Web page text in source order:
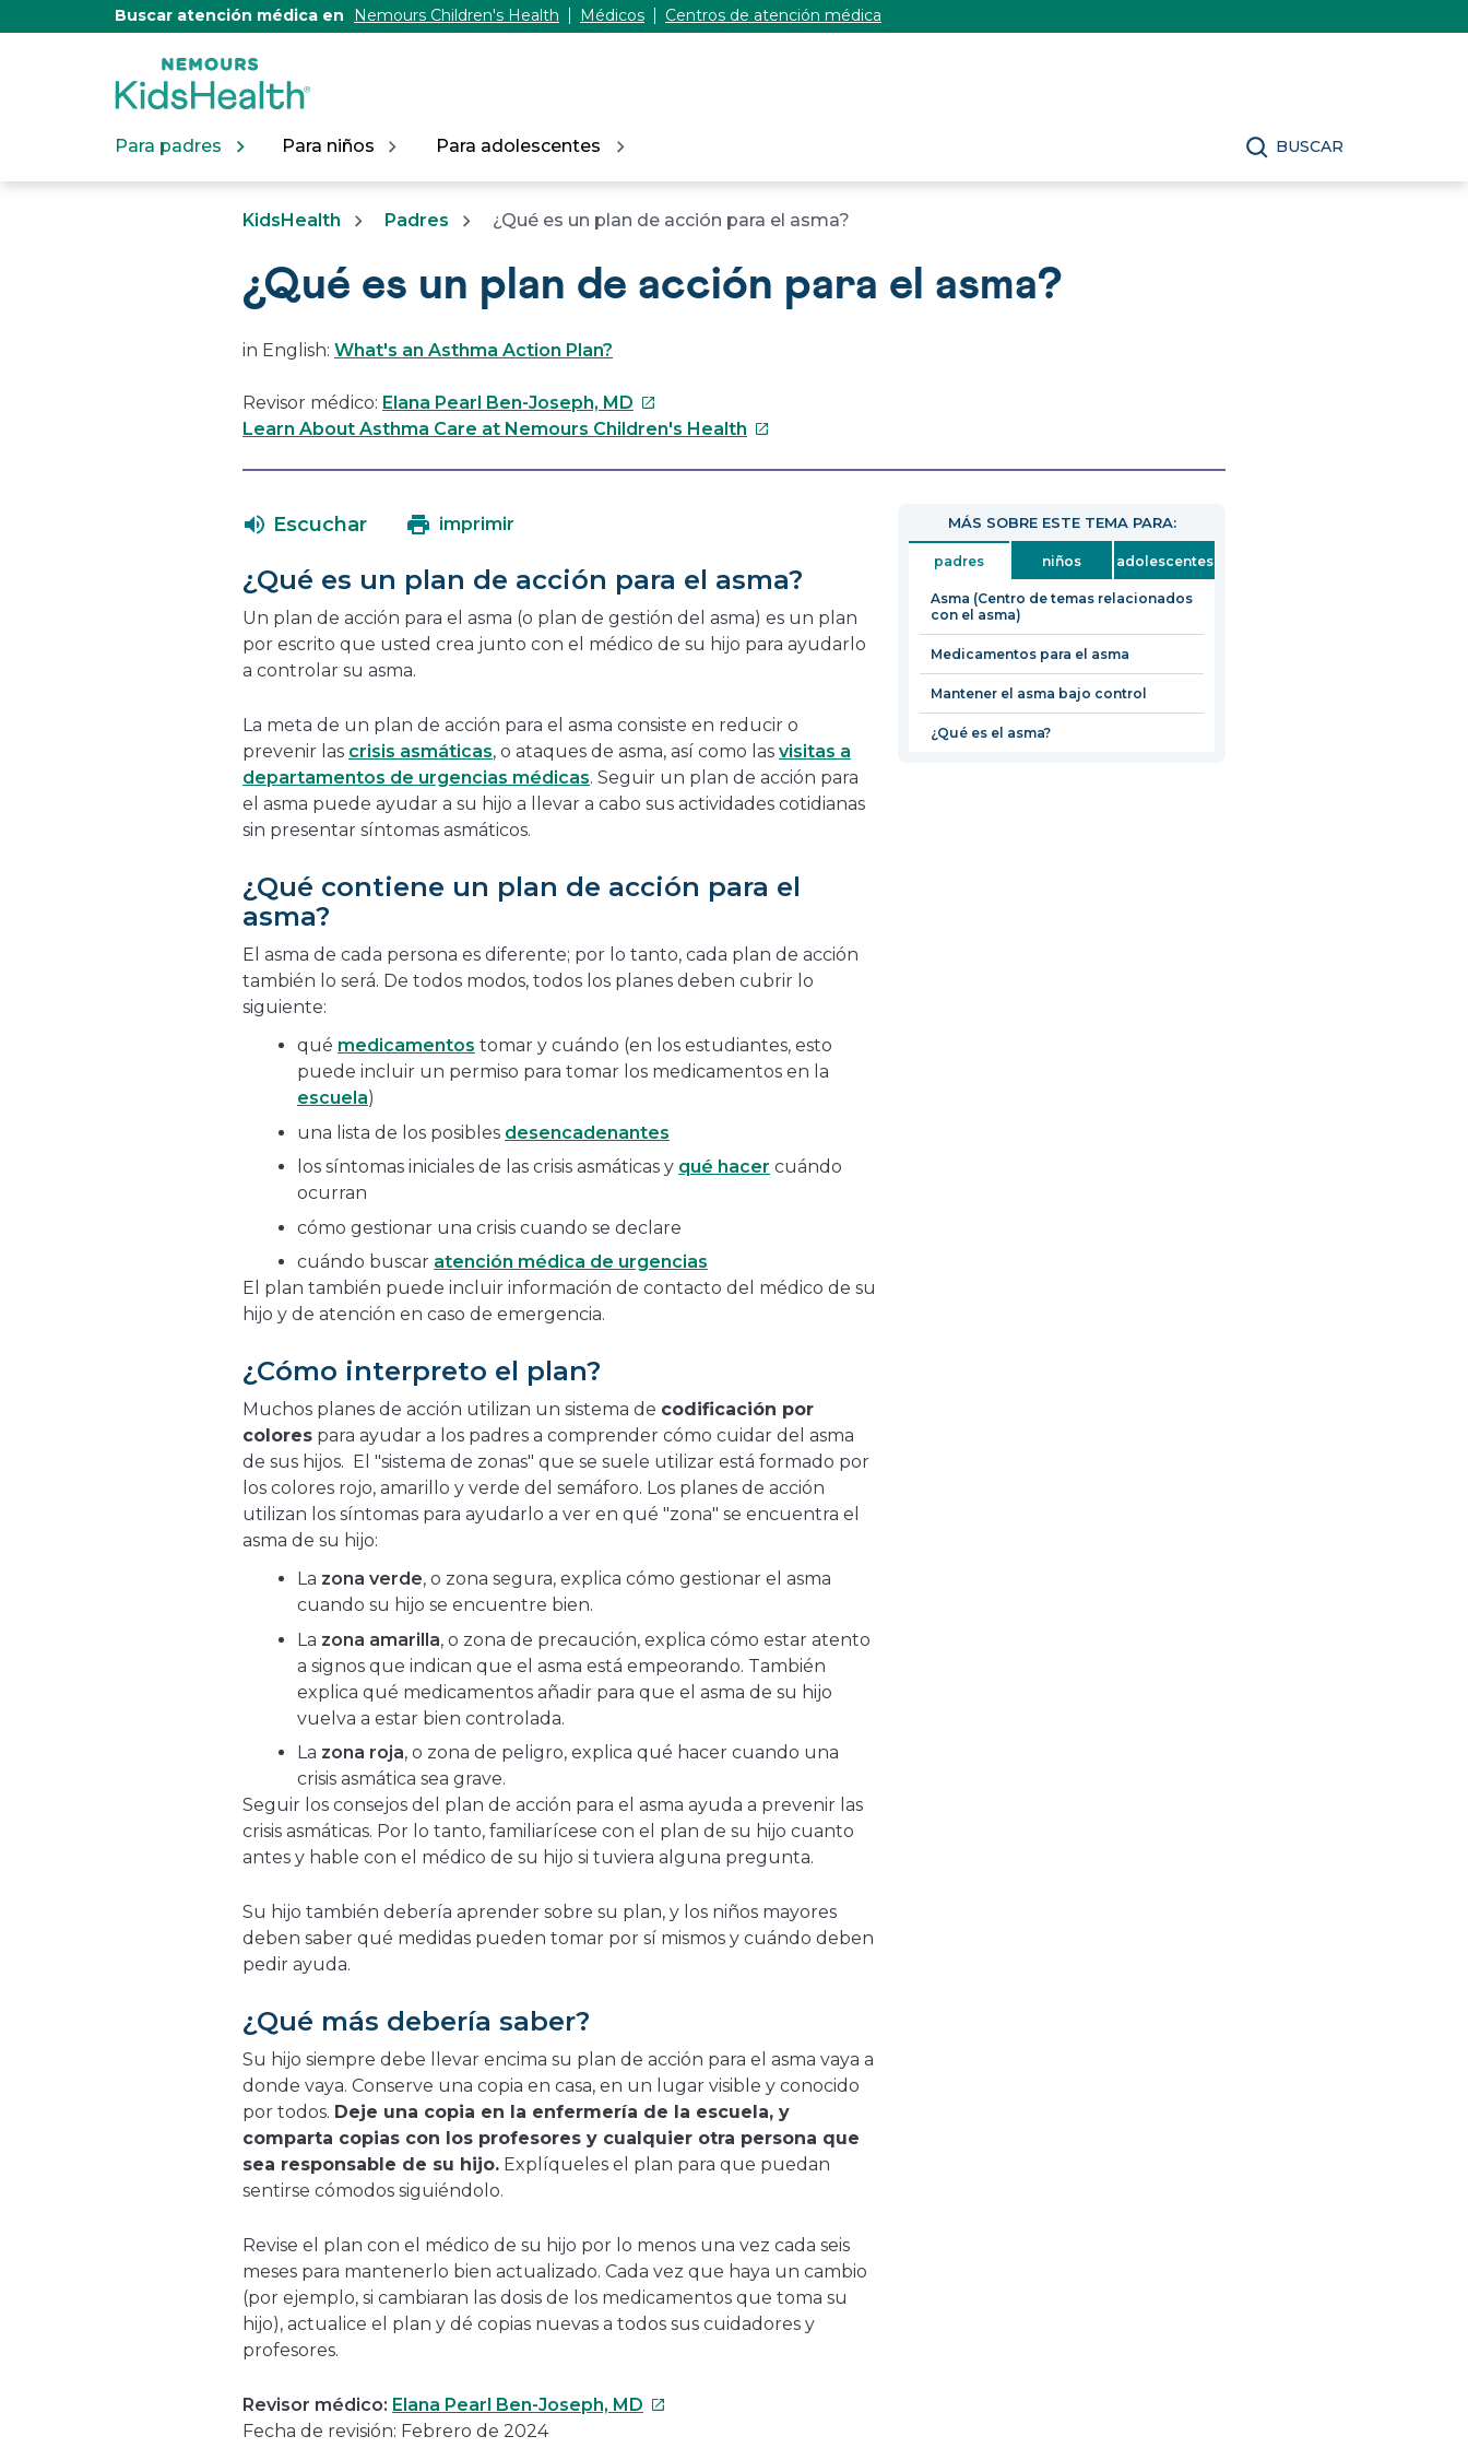
Buscar atención médica en Nemours Children's Health Médicos Centros de atención médica
Para padres Para niños Para adolescentes BUSCAR
KidsHealth Padres ¿Qué es un plan de acción para el asma?
¿Qué es un plan de acción para el asma?
in English: What's an Asthma Action Plan?
Revisor médico: Elana Pearl Ben-Joseph, MD Este
enlace
ventana
Learn About Asthma Care at Nemours Children's Health Este
nueva
ventana
Escuchar imprimir
¿Qué es un plan de acción para el asma?
Un plan de acción para el asma (o plan de gestión del asma) es un plan
por escrito que usted crea junto con el médico de su hijo para ayudarlo
a controlar su asma.
La meta de un plan de acción para el asma consiste en reducir o
prevenir las crisis asmáticas, o ataques de asma, así como las visitas a
departamentos de urgencias médicas. Seguir un plan de acción para
el asma puede ayudar a su hijo a llevar a cabo sus actividades cotidianas
sin presentar síntomas asmáticos.
¿Qué contiene un plan de acción para el
asma?
El asma de cada persona es diferente; por lo tanto, cada plan de acción
también lo será. De todos modos, todos los planes deben cubrir lo
siguiente:
qué medicamentos tomar y cuándo (en los estudiantes, esto
puede incluir un permiso para tomar los medicamentos en la
escuela)
una lista de los posibles desencadenantes
los síntomas iniciales de las crisis asmáticas y qué hacer cuándo
ocurran
cómo gestionar una crisis cuando se declare
cuándo buscar atención médica de urgencias
El plan también puede incluir información de contacto del médico de su
hijo y de atención en caso de emergencia.
¿Cómo interpreto el plan?
Muchos planes de acción utilizan un sistema de codificación por
colores para ayudar a los padres a comprender cómo cuidar del asma
de sus hijos. El "sistema de zonas" que se suele utilizar está formado por
los colores rojo, amarillo y verde del semáforo. Los planes de acción
utilizan los síntomas para ayudarlo a ver en qué "zona" se encuentra el
asma de su hijo:
La zona verde, o zona segura, explica cómo gestionar el asma
cuando su hijo se encuentre bien.
La zona amarilla, o zona de precaución, explica cómo estar atento
a signos que indican que el asma está empeorando. También
explica qué medicamentos añadir para que el asma de su hijo
vuelva a estar bien controlada.
La zona roja, o zona de peligro, explica qué hacer cuando una
crisis asmática sea grave.
Seguir los consejos del plan de acción para el asma ayuda a prevenir las
crisis asmáticas. Por lo tanto, familiarícese con el plan de su hijo cuanto
antes y hable con el médico de su hijo si tuviera alguna pregunta.
Su hijo también debería aprender sobre su plan, y los niños mayores
deben saber qué medidas pueden tomar por sí mismos y cuándo deben
pedir ayuda.
¿Qué más debería saber?
Su hijo siempre debe llevar encima su plan de acción para el asma vaya a
donde vaya. Conserve una copia en casa, en un lugar visible y conocido
por todos. Deje una copia en la enfermería de la escuela, y
comparta copias con los profesores y cualquier otra persona que
sea responsable de su hijo. Explíqueles el plan para que puedan
sentirse cómodos siguiéndolo.
Revise el plan con el médico de su hijo por lo menos una vez cada seis
meses para mantenerlo bien actualizado. Cada vez que haya un cambio
(por ejemplo, si cambiaran las dosis de los medicamentos que toma su
hijo), actualice el plan y dé copias nuevas a todos sus cuidadores y
profesores.
Revisor médico: Elana Pearl Ben-Joseph, MD Este
Fecha de revisión: Febrero de 2024
MÁS SOBRE ESTE TEMA PARA:
padres niños adolescentes
Asma (Centro de temas relacionados
con el asma)
Medicamentos para el asma
Mantener el asma bajo control
¿Qué es el asma?